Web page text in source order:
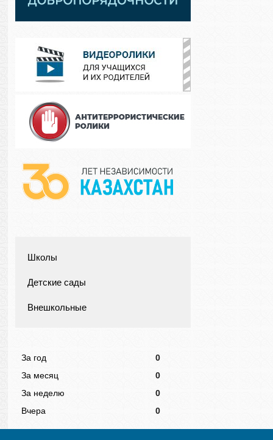
Школы
Детские сады
Внешкольные
За год
0
За месяц
0
За неделю
0
Вчера
0